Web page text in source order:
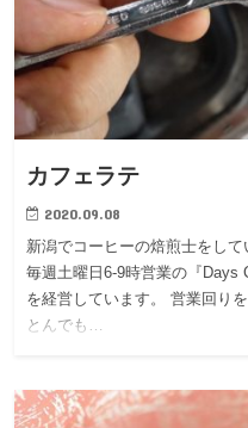
カフェラテ
2020.09.08
新潟でコーヒーの焙煎士をして
毎週土曜日6-9時営業の『Days
を経営しています。 営業回り
とんでも…